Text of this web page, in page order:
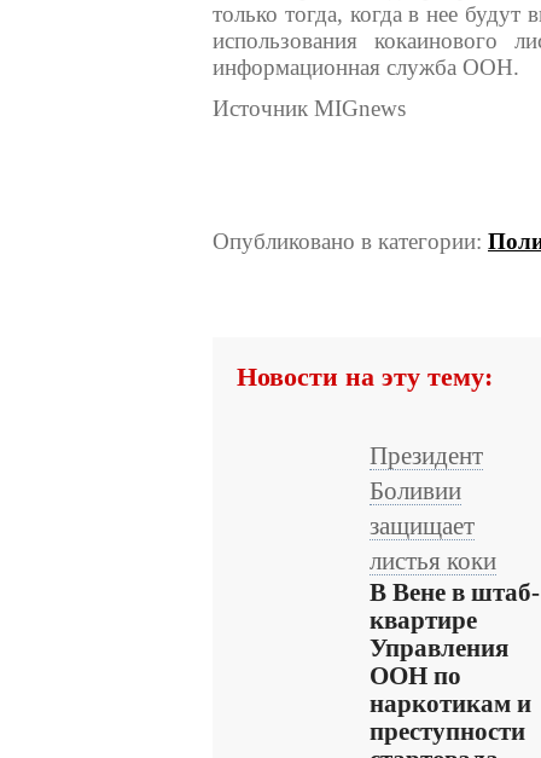
только тогда, когда в нее будут
использования кокаинового
информационная служба ООН.
Источник MIGnews
Опубликовано в категории:
Новости на эту тему:
Президент
Боливии
защищает
листья коки
В Вене в штаб-
квартире
Управления
ООН по
наркотикам и
преступности